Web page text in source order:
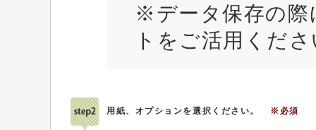
※データ保存の際
トをご活用くだ
用紙、オプションを選択ください。 ※必須